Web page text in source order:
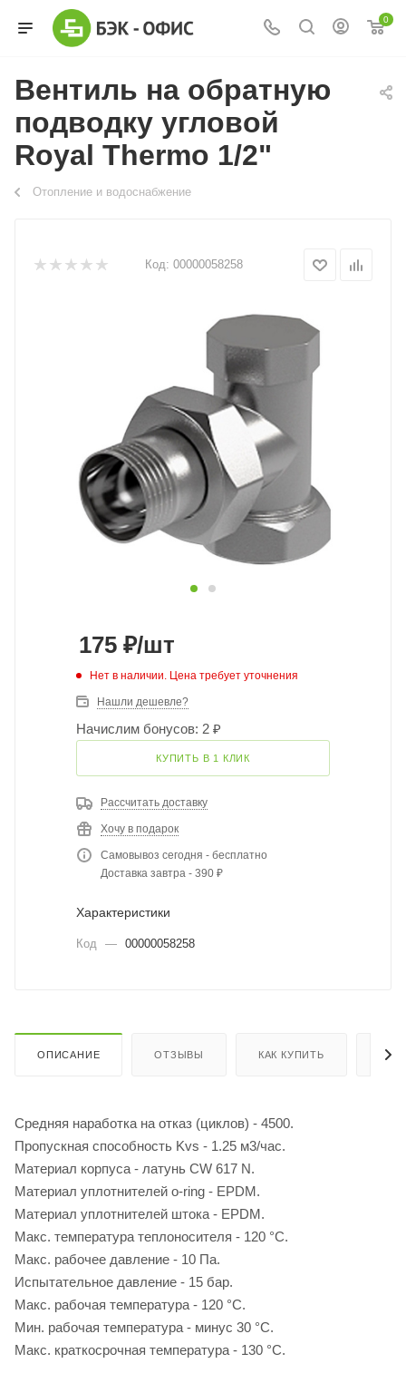
0
Вентиль на обратную
подводку угловой
Royal Thermo 1/2"
Отопление и водоснабжение
Код: 00000058258
175 ₽/шт
Нет в наличии. Цена требует уточнения
Нашли дешевле?
Начислим бонусов: 2 ₽
КУПИТЬ В 1 КЛИК
Рассчитать доставку
Хочу в подарок
Самовывоз сегодня - бесплатно
Доставка завтра - 390 ₽
Характеристики
Код — 00000058258
ОПИСАНИЕ ОТЗЫВЫ КАК КУПИТЬ
Средняя наработка на отказ (циклов) - 4500.
Пропускная способность Kvs - 1.25 м3/час.
Материал корпуса - латунь CW 617 N.
Материал уплотнителей o-ring - EPDM.
Материал уплотнителей штока - EPDM.
Макс. температура теплоносителя - 120 °С.
Макс. рабочее давление - 10 Па.
Испытательное давление - 15 бар.
Макс. рабочая температура - 120 °С.
Мин. рабочая температура - минус 30 °С.
Макс. краткосрочная температура - 130 °С.